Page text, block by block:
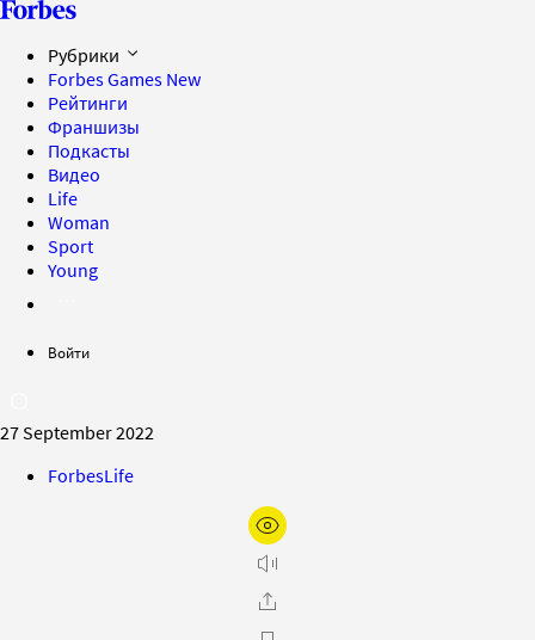
Рубрики
Forbes Games New
Рейтинги
Франшизы
Подкасты
Видео
Life
Woman
Sport
Young
Войти
27 September 2022
ForbesLife